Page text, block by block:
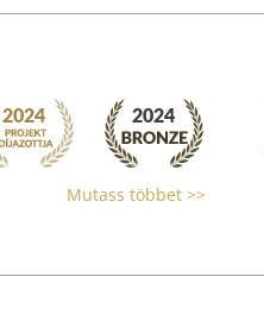
Mutass többet >>